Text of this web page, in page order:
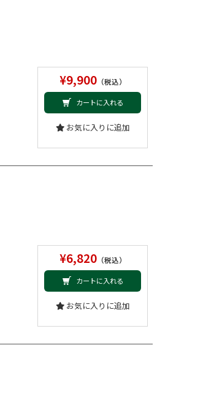
¥9,900（税込）
カートに入れる
お気に入りに追加
¥6,820（税込）
カートに入れる
お気に入りに追加